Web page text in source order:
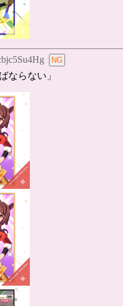
ならない」